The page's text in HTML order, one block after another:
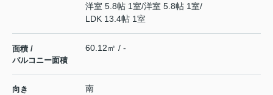
洋室 5.8帖 1室/洋室 5.8帖 1室/
LDK 13.4帖 1室
面積 /
バルコニー面積
60.12㎡ / -
向き 南